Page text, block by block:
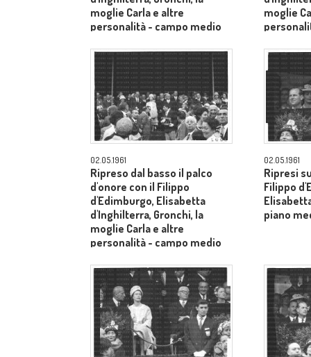
moglie Carla e altre
personalità - campo medio
moglie
02.05.1961
Ripreso dal basso il palco
d'onore con il Filippo
d'Edimburgo, Elisabetta
d'Inghilterra, Gronchi, la
moglie Carla e altre
personalità - campo medio
02.05.1961
Ripresi
Filippo
piano